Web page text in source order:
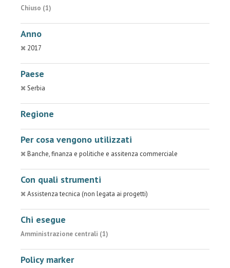
Chiuso (1)
Anno
2017
Paese
Serbia
Regione
Per cosa vengono utilizzati
Banche, finanza e politiche e assitenza commerciale
Con quali strumenti
Assistenza tecnica (non legata ai progetti)
Chi esegue
Amministrazione centrali (1)
Policy marker